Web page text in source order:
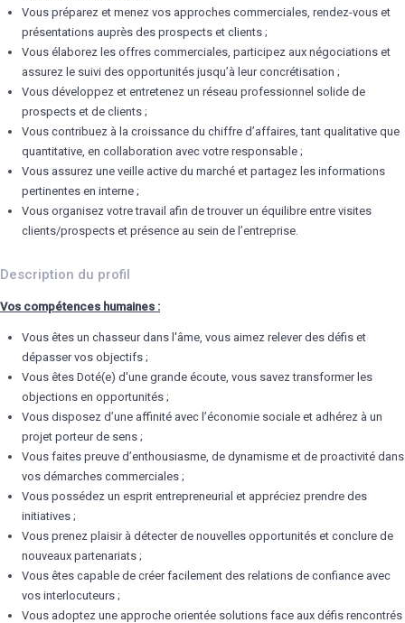
Vous préparez et menez vos approches commerciales, rendez-vous et
présentations auprès des prospects et clients ;
Vous élaborez les offres commerciales, participez aux négociations et
assurez le suivi des opportunités jusqu’à leur concrétisation ;
Vous développez et entretenez un réseau professionnel solide de
prospects et de clients ;
Vous contribuez à la croissance du chiffre d’affaires, tant qualitative que
quantitative, en collaboration avec votre responsable ;
Vous assurez une veille active du marché et partagez les informations
pertinentes en interne ;
Vous organisez votre travail afin de trouver un équilibre entre visites
clients/prospects et présence au sein de l’entreprise.
Description du profil
Vos compétences humaines :
Vous êtes un chasseur dans l'âme, vous aimez relever des défis et
dépasser vos objectifs ;
Vous êtes Doté(e) d'une grande écoute, vous savez transformer les
objections en opportunités ;
Vous disposez d’une affinité avec l’économie sociale et adhérez à un
projet porteur de sens ;
Vous faites preuve d’enthousiasme, de dynamisme et de proactivité dans
vos démarches commerciales ;
Vous possédez un esprit entrepreneurial et appréciez prendre des
initiatives ;
Vous prenez plaisir à détecter de nouvelles opportunités et conclure de
nouveaux partenariats ;
Vous êtes capable de créer facilement des relations de confiance avec
vos interlocuteurs ;
Vous adoptez une approche orientée solutions face aux défis rencontrés